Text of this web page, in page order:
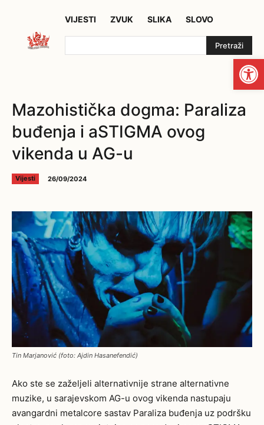
VIJESTI ZVUK SLIKA SLOVO
Pretraži
Mazohistička dogma: Paraliza
buđenja i aSTIGMA ovog
vikenda u AG-u
Vijesti 26/09/2024
Tin Marjanović (foto: Ajdin Hasanefendić)
Ako ste se zaželjeli alternativnije strane alternativne
muzike, u sarajevskom AG-u ovog vikenda nastupaju
avangardni metalcore sastav Paraliza buđenja uz podršku